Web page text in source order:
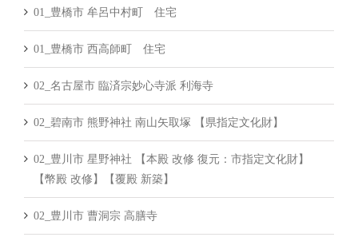
01_豊橋市 牟呂中村町 住宅
01_豊橋市 西高師町 住宅
02_名古屋市 臨済宗妙心寺派 利海寺
02_碧南市 熊野神社 南山矢取塚 【県指定文化財】
02_豊川市 星野神社 【本殿 改修 復元：市指定文化財】
【幣殿 改修】【覆殿 新築】
02_豊川市 曹洞宗 高膳寺